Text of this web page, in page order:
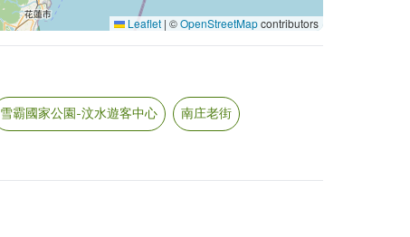
Leaflet | ©OpenStreetMapcontributors
雪霸國家公園-汶水遊客中心
南庄老街